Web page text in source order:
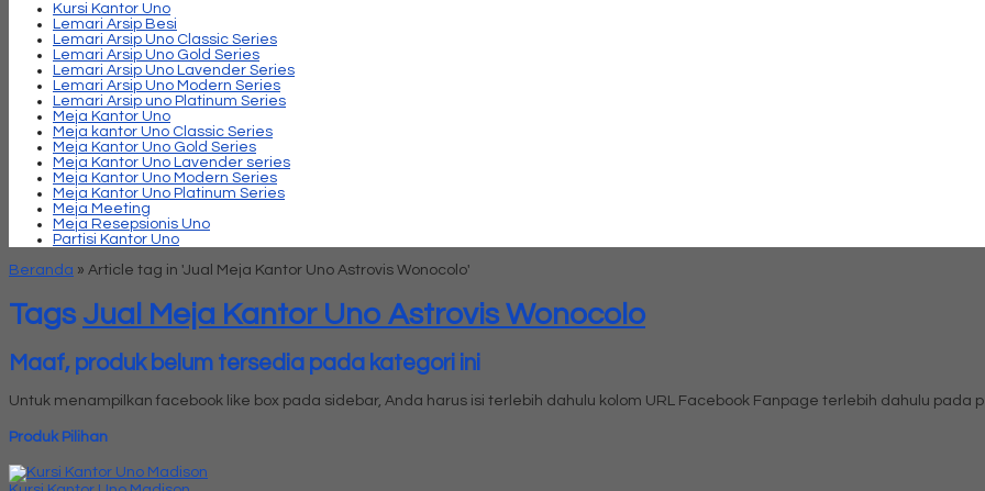
Kursi Kantor Uno
Lemari Arsip Besi
Lemari Arsip Uno Classic Series
Lemari Arsip Uno Gold Series
Lemari Arsip Uno Lavender Series
Lemari Arsip Uno Modern Series
Lemari Arsip uno Platinum Series
Meja Kantor Uno
Meja kantor Uno Classic Series
Meja Kantor Uno Gold Series
Meja Kantor Uno Lavender series
Meja Kantor Uno Modern Series
Meja Kantor Uno Platinum Series
Meja Meeting
Meja Resepsionis Uno
Partisi Kantor Uno
Beranda » Article tag in 'Jual Meja Kantor Uno Astrovis Wonocolo'
Tags Jual Meja Kantor Uno Astrovis Wonocolo
Maaf, produk belum tersedia pada kategori ini
Untuk menampilkan facebook like box pada sidebar, Anda harus isi terlebih dahulu kolom URL Facebook Fanpage terlebih dahulu pada
Produk Pilihan